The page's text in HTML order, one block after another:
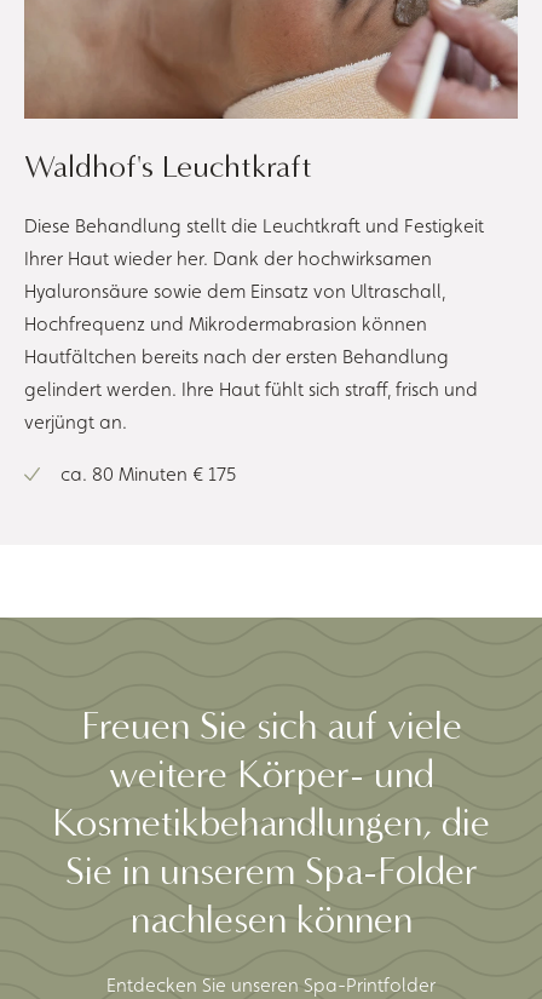
Waldhof's Leuchtkraft
Diese Behandlung stellt die Leuchtkraft und Festigkeit
Ihrer Haut wieder her. Dank der hochwirksamen
Hyaluronsäure sowie dem Einsatz von Ultraschall,
Hochfrequenz und Mikrodermabrasion können
Hautfältchen bereits nach der ersten Behandlung
gelindert werden. Ihre Haut fühlt sich straff, frisch und
verjüngt an.
ca. 80 Minuten € 175
Freuen Sie sich auf viele
weitere Körper- und
Kosmetikbehandlungen, die
Sie in unserem Spa-Folder
nachlesen können
Entdecken Sie unseren Spa-Printfolder